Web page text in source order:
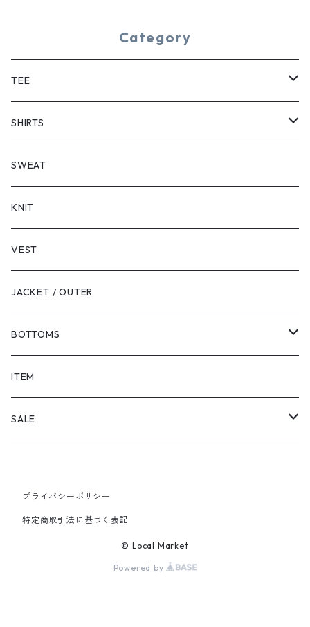
Category
TEE
SHORT SLEEVE
LONG SLEEVE
SHIRTS
SHORT SLEEVE
LONG SLEEVE
SWEAT
KNIT
VEST
JACKET / OUTER
BOTTOMS
SHORTS
PANTS
ITEM
SALE
PANTS
プライバシーポリシー
特定商取引法に基づく表記
© Local Market
Powered by